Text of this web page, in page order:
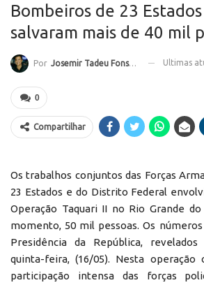
Bombeiros de 23
salvaram mais de 40 mil
Por Josemir Tadeu Fonseca Ultimas
0
Compartilhar
Os trabalhos conjuntos das Forças
23 Estados e do Distrito Federal
Operação Taquari II no Rio Grande
momento, 50 mil pessoas. Os números
Presidência da República,
quinta-feira, (16/05). Nesta operação
participação intensa das forças